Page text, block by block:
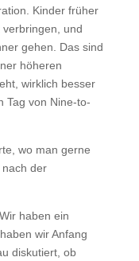
Kinder früher
und
gehen. Das sind
höheren
wirklich besser
Tag von Nine-to-
wo man gerne
der
haben ein
wir Anfang
diskutiert, ob